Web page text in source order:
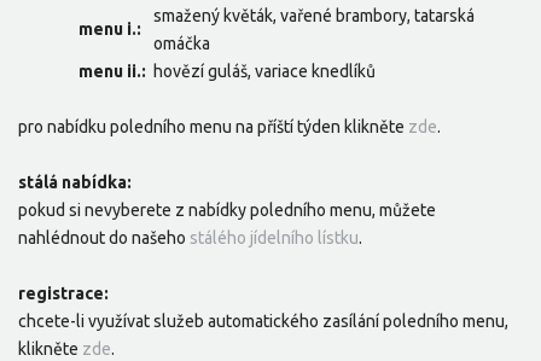
menu i.:
smažený květák, vařené brambory, tatarská
omáčka
menu ii.: hovězí guláš, variace knedlíků
pro nabídku poledního menu na příští týden klikněte zde.
stálá nabídka:
pokud si nevyberete z nabídky poledního menu, můžete
nahlédnout do našeho stálého jídelního lístku.
registrace:
chcete-li využívat služeb automatického zasílání poledního menu,
klikněte zde.